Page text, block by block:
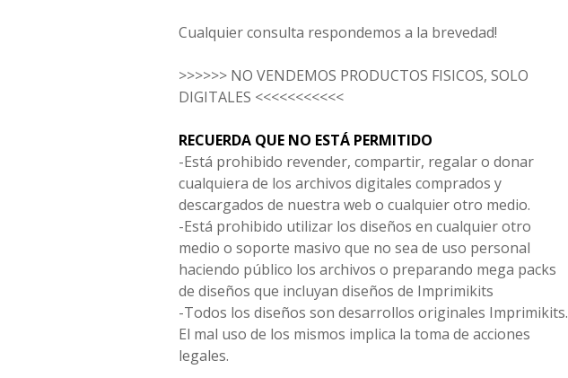
Cualquier consulta respondemos a la brevedad!
>>>>>> NO VENDEMOS PRODUCTOS FISICOS, SOLO
DIGITALES <<<<<<<<<<<
RECUERDA QUE NO ESTÁ PERMITIDO
-Está prohibido revender, compartir, regalar o donar
cualquiera de los archivos digitales comprados y
descargados de nuestra web o cualquier otro medio.
-Está prohibido utilizar los diseños en cualquier otro
medio o soporte masivo que no sea de uso personal
haciendo público los archivos o preparando mega packs
de diseños que incluyan diseños de Imprimikits
-Todos los diseños son desarrollos originales Imprimikits.
El mal uso de los mismos implica la toma de acciones
legales.